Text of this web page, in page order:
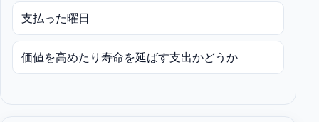
支払った曜日
価値を高めたり寿命を延ばす支出かどうか